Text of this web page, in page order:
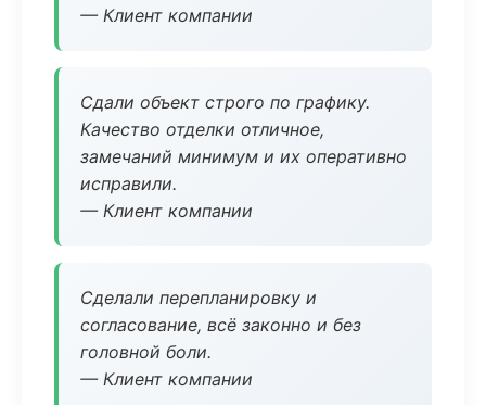
— Клиент компании
Сдали объект строго по графику.
Качество отделки отличное,
замечаний минимум и их оперативно
исправили.
— Клиент компании
Сделали перепланировку и
согласование, всё законно и без
головной боли.
— Клиент компании